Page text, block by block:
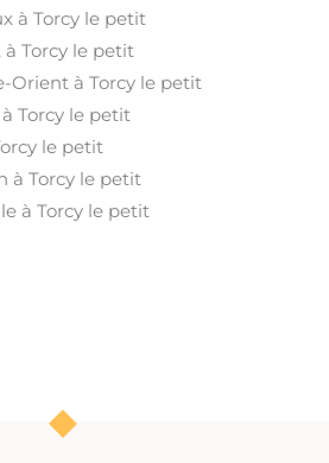
à Torcy le petit
à Torcy le petit
Orient à Torcy le petit
Torcy le petit
le petit
à Torcy le petit
à Torcy le petit